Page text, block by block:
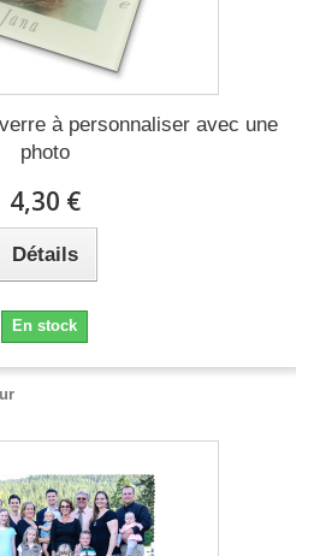
à personnaliser avec une
photo
4,30 €
Détails
En stock